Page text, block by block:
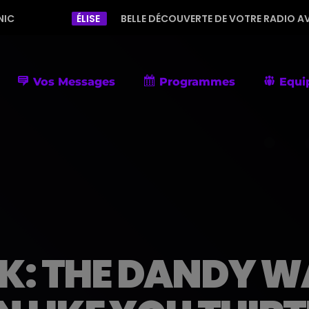
ÉLISE BELLE DÉCOUVERTE DE VOTRE RADIO AVEC UNE
Vos Messages Programmes
THE DANDY